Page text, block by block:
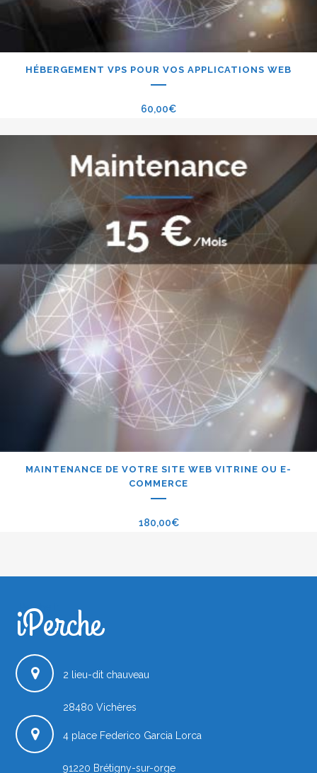
HÉBERGEMENT VPS POUR VOS APPLICATIONS WEB
60,00€
MAINTENANCE DE VOTRE SITE WEB VITRINE OU E-
COMMERCE
180,00€
iPerche.fr
iPerche
2 lieu-dit chauveau
28480 Vichères
4 place Federico Garcia Lorca
91220 Brétigny-sur-orge